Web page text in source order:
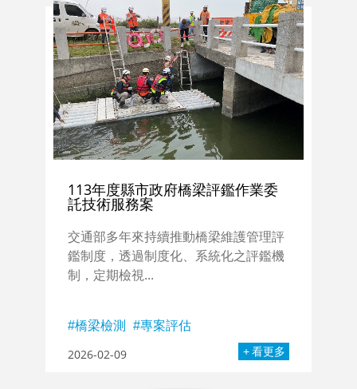
113年度縣市政府橋梁評鑑作業委
託技術服務案
交通部多年來持續推動橋梁維護管理評
鑑制度，透過制度化、系統化之評鑑機
制，定期檢視...
橋梁檢測 專案評估
2026-02-09 看更多